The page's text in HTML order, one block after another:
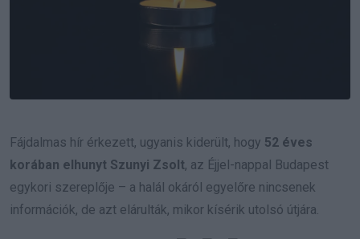
Fájdalmas hír érkezett, ugyanis kiderült, hogy 52 éves
korában elhunyt Szunyi Zsolt, az Éjjel-nappal Budapest
egykori szereplője – a halál okáról egyelőre nincsenek
információk, de azt elárulták, mikor kísérik utolsó útjára.